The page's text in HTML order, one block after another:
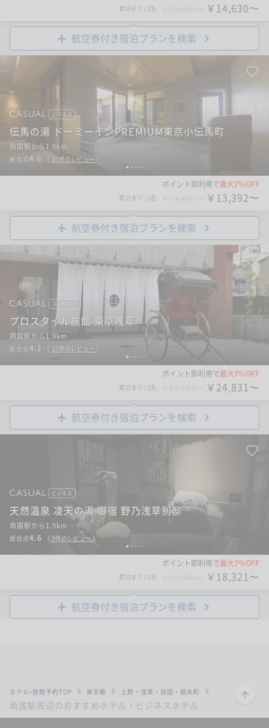
素泊まり / 2名 ￥14,630〜
航空券付き宿泊プランを検索
1 2 3 4 5
ビジネス
伝馬の湯 ドーミーインPREMIUM東京小伝馬町
両国駅から1.9km
総合点4.6 （ 20件のレビュー ）
ポイント即利用で最大7％OFF
素泊まり / 2名 ￥13,392〜
航空券付き宿泊プランを検索
1 2 3 4 5
コンセプト
プロスタイル旅館 東京浅草
両国駅から1.9km
総合点4.2 （ 10件のレビュー ）
ポイント即利用で最大7％OFF
素泊まり / 2名 ￥24,831〜
航空券付き宿泊プランを検索
1 2 3 4 5
ビジネス
天然温泉 凌天の湯 御宿 野乃浅草別邸
両国駅から1.9km
総合点4.6 （ 9件のレビュー ）
ポイント即利用で最大7％OFF
素泊まり / 2名 ￥18,321〜
航空券付き宿泊プランを検索
ロイヤルパークホテル